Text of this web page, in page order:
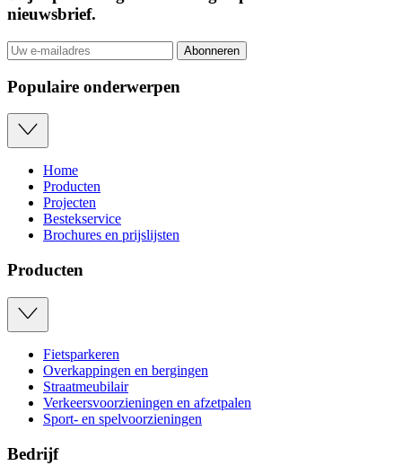
nieuwsbrief.
Abonneren
Populaire onderwerpen
Home
Producten
Projecten
Bestekservice
Brochures en prijslijsten
Producten
Fietsparkeren
Overkappingen en bergingen
Straatmeubilair
Verkeersvoorzieningen en afzetpalen
Sport- en spelvoorzieningen
Bedrijf